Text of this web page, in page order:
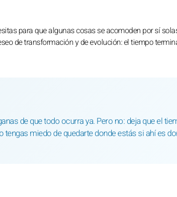
para que algunas cosas se acomoden por sí
de transformación y de evolución: el tiempo
de que todo ocurra ya. Pero no: deja que el
tengas miedo de quedarte donde estás si ahí es